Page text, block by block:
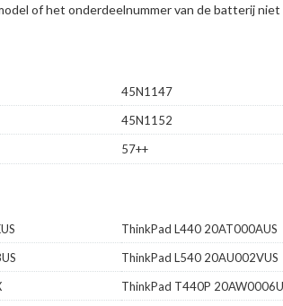
of het onderdeelnummer van de batterij niet
45N1147
45N1152
57++
ThinkPad L440 20AT000AUS
ThinkPad L540 20AU002VUS
ThinkPad T440P